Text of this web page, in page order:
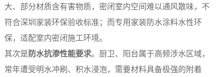
大、部分材质含有害物质，密闭室内空间难以通风散味，不
符合深圳家装环保验收标准；而专用家装防水涂料水性环
保，适配室内密闭施工环境。
其次是防水抗渗性能要求。厨卫、阳台属于高频涉水区域，
常年遭受明水冲刷、积水浸泡，需要材料具备极强的附着